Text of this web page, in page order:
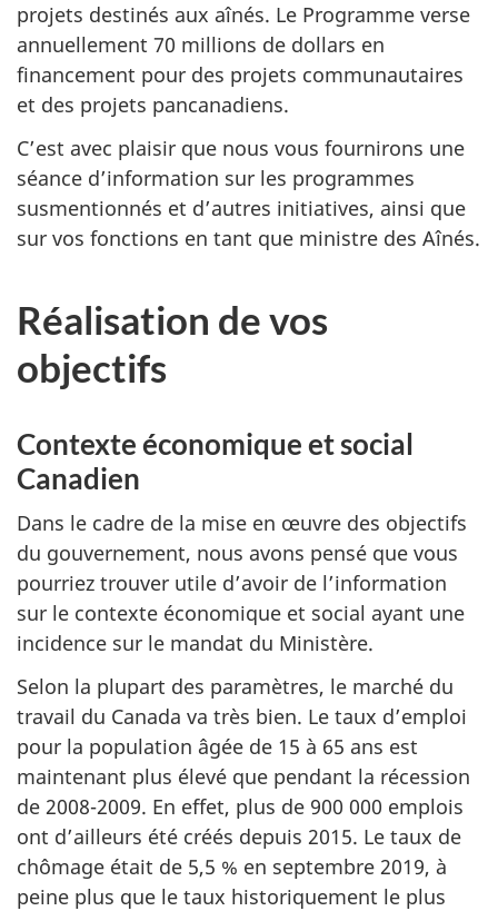
projets destinés aux aînés. Le Programme verse
annuellement 70 millions de dollars en
financement pour des projets communautaires
et des projets pancanadiens.
C’est avec plaisir que nous vous fournirons une
séance d’information sur les programmes
susmentionnés et d’autres initiatives, ainsi que
sur vos fonctions en tant que ministre des Aînés.
Réalisation de vos
objectifs
Contexte économique et social
Canadien
Dans le cadre de la mise en œuvre des objectifs
du gouvernement, nous avons pensé que vous
pourriez trouver utile d’avoir de l’information
sur le contexte économique et social ayant une
incidence sur le mandat du Ministère.
Selon la plupart des paramètres, le marché du
travail du Canada va très bien. Le taux d’emploi
pour la population âgée de 15 à 65 ans est
maintenant plus élevé que pendant la récession
de 2008-2009. En effet, plus de 900 000 emplois
ont d’ailleurs été créés depuis 2015. Le taux de
chômage était de 5,5 % en septembre 2019, à
peine plus que le taux historiquement le plus